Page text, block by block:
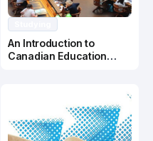
An Introduction to
Canadian Education